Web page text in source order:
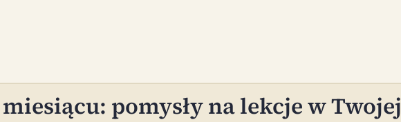
pomysły na lekcje w Twojej